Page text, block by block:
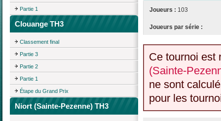
Partie 1
Clouange TH3
Classement final
Partie 3
Partie 2
Partie 1
Étape du Grand Prix
Niort (Sainte-Pezenne) TH3
Joueurs : 103
Joueurs par série :
Ce tournoi est
(Sainte-
ne sont
pour les